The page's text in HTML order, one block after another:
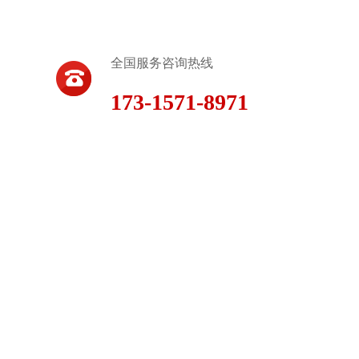
全国服务咨询热线
173-1571-8971